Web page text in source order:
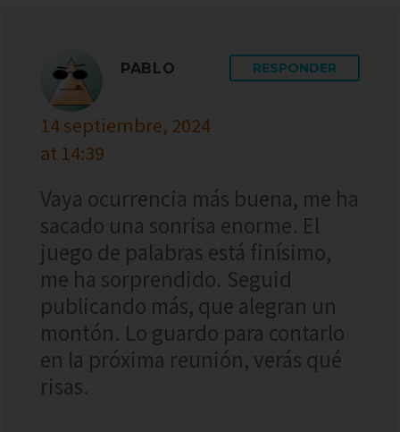
PABLO
14 septiembre, 2024
at 14:39
RESPONDER
Vaya ocurrencia más buena, me ha
sacado una sonrisa enorme. El
juego de palabras está finísimo,
me ha sorprendido. Seguid
publicando más, que alegran un
montón. Lo guardo para contarlo
en la próxima reunión, verás qué
risas.